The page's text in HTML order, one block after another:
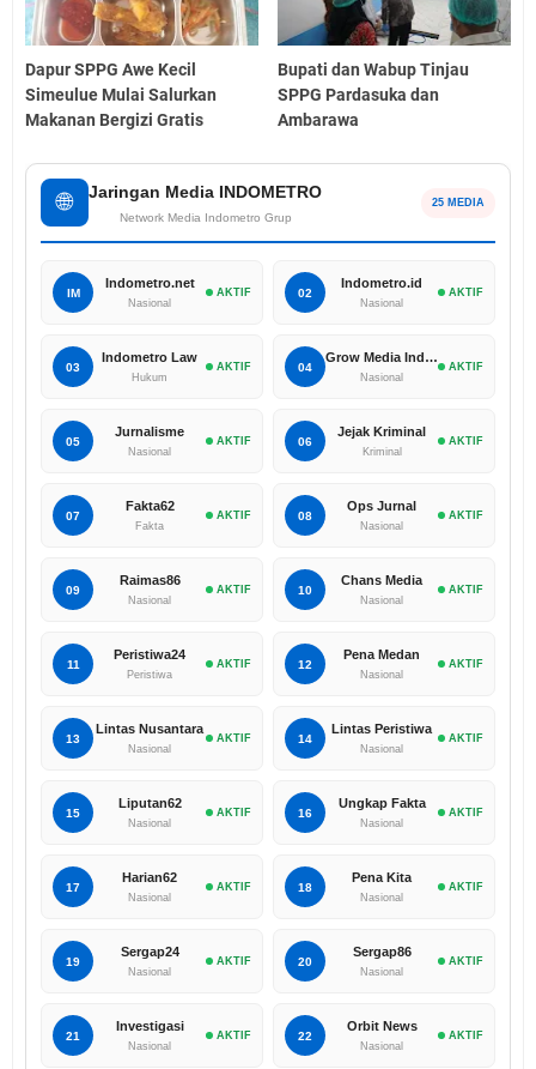
Dapur SPPG Awe Kecil
Simeulue Mulai Salurkan
Makanan Bergizi Gratis
Bupati dan Wabup Tinjau
SPPG Pardasuka dan
Ambarawa
🌐 Jaringan Media INDOMETRO
Network Media Indometro Grup
25 MEDIA
IM
Indometro.net
Nasional
AKTIF 02
Indometro.id
Nasional
AKTIF
03
Indometro Law
Hukum
AKTIF 04
Grow Media Indonesia
Nasional
AKTIF
05
Jurnalisme
Nasional
AKTIF 06
Jejak Kriminal
Kriminal
AKTIF
07
Fakta62
Fakta
AKTIF 08
Ops Jurnal
Nasional
AKTIF
09
Raimas86
Nasional
AKTIF 10
Chans Media
Nasional
AKTIF
11
Peristiwa24
Peristiwa
AKTIF 12
Pena Medan
Nasional
AKTIF
13
Lintas Nusantara
Nasional
AKTIF 14
Lintas Peristiwa
Nasional
AKTIF
15
Liputan62
Nasional
AKTIF 16
Ungkap Fakta
Nasional
AKTIF
17
Harian62
Nasional
AKTIF 18
Pena Kita
Nasional
AKTIF
19
Sergap24
Nasional
AKTIF 20
Sergap86
Nasional
AKTIF
21
Investigasi
Nasional
AKTIF 22
Orbit News
Nasional
AKTIF